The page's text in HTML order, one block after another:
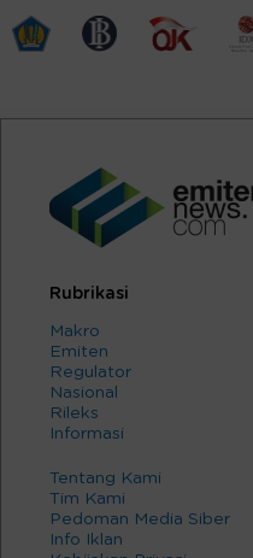
Rubrikasi
Makro
Emiten
Regulator
Nasional
Rileks
Informasi
Tentang Kami
Tim Kami
Pedoman Media Siber
Info Iklan